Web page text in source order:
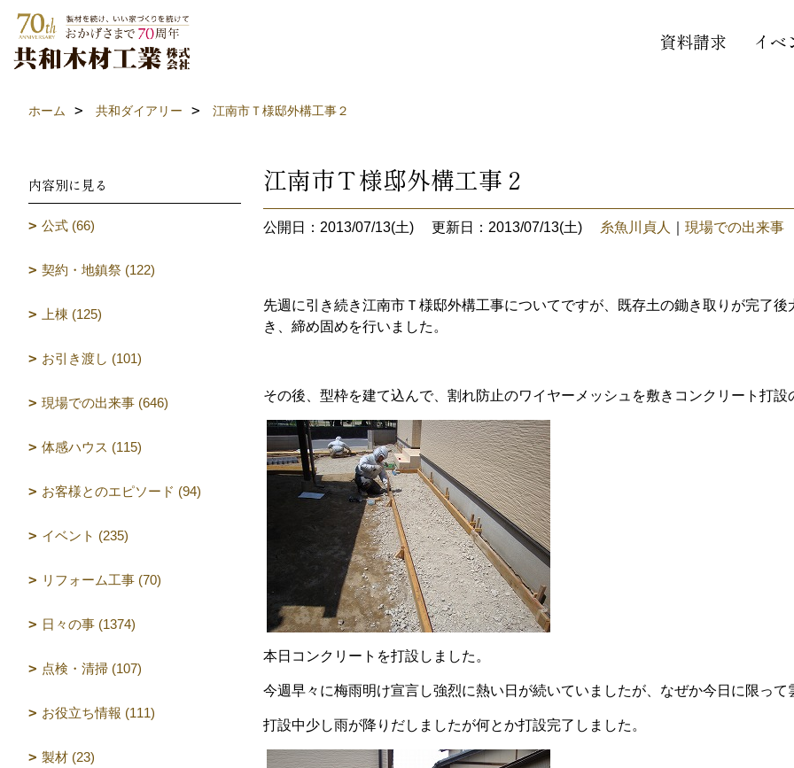
資料請求 イベ
ホーム 共和ダイアリー 江南市Ｔ様邸外構工事２
江南市Ｔ様邸外構工事２
公開日：2013/07/13(土) 更新日：2013/07/13(土) 糸魚川貞人 現場での出来事
先週に引き続き江南市Ｔ様邸外構工事についてですが、既存土の鋤き取りが完了
き、締め固めを行いました。
その後、型枠を建て込んで、割れ防止のワイヤーメッシュを敷きコンクリート打設
本日コンクリートを打設しました。
今週早々に梅雨明け宣言し強烈に熱い日が続いていましたが、なぜか今日に限って
打設中少し雨が降りだしましたが何とか打設完了しました。
内容別に見る
公式 (66)
契約・地鎮祭 (122)
上棟 (125)
お引き渡し (101)
現場での出来事 (646)
体感ハウス (115)
お客様とのエピソード (94)
イベント (235)
リフォーム工事 (70)
日々の事 (1374)
点検・清掃 (107)
お役立ち情報 (111)
製材 (23)